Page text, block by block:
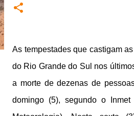
As tempestades que castigam
do Rio Grande do Sul nos
a morte de dezenas de
domingo (5), segundo o